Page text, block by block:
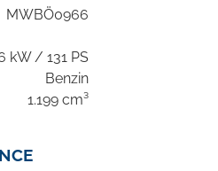
MWBÖ0966
kW / 131 PS
Benzin
1.199 cm³